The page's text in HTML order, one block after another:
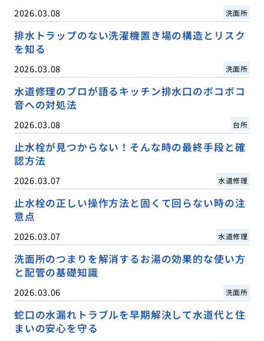
2026.03.08 洗面所
排水トラップのない洗濯機置き場の構造とリスク
を知る
2026.03.08 洗面所
水道修理のプロが語るキッチン排水口のボコボコ
音への対処法
2026.03.08 台所
止水栓が見つからない！そんな時の最終手段と確
認方法
2026.03.07 水道修理
止水栓の正しい操作方法と固くて回らない時の注
意点
2026.03.07 水道修理
洗面所のつまりを解消するお湯の効果的な使い方
と配管の基礎知識
2026.03.06 洗面所
蛇口の水漏れトラブルを早期解決して水道代と住
まいの安心を守る